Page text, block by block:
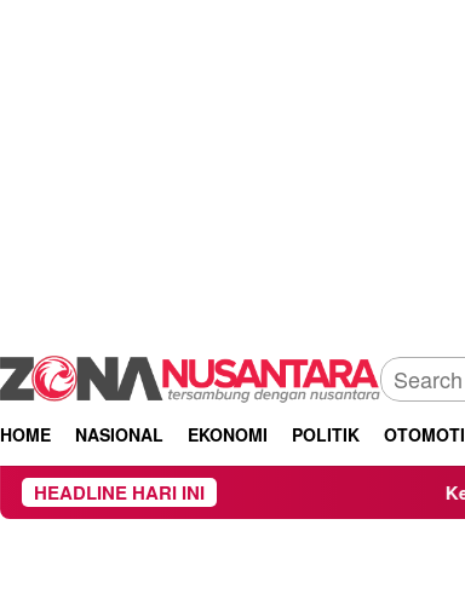
HOME NASIONAL EKONOMI POLITIK
HEADLINE HARI INI